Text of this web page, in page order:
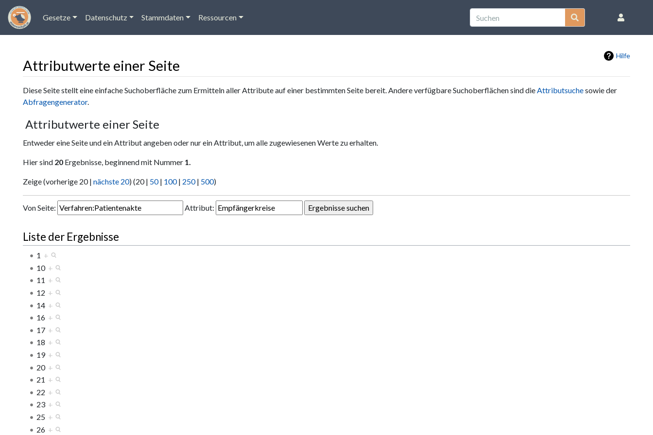
Gesetze Datenschutz Stammdaten Ressourcen
Hilfe
Attributwerte einer Seite
Wechseln zu:Navigation,Suche
Diese Seite stellt eine einfache Suchoberfläche zum Ermitteln aller Attribute auf einer bestimmten Seite bereit. Andere verfügbare Suchoberflächen sind dieAttributsuchesowie der
Abfragengenerator.
Attributwerte einer Seite
Entweder eine Seite und ein Attribut angeben oder nur ein Attribut, um alle zugewiesenen Werte zu erhalten.
Hier sind 20 Ergebnisse, beginnend mit Nummer 1.
Zeige (vorherige 20 | nächste 20) (20| 50| 100| 250| 500)
Von Seite: Attribut:
Liste der Ergebnisse
1 +
10 +
11 +
12 +
14 +
16 +
17 +
18 +
19 +
20 +
21 +
22 +
23 +
25 +
26 +